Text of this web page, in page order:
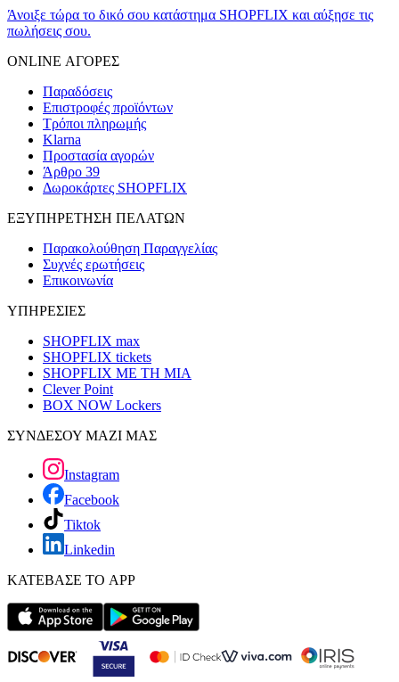
Άνοιξε τώρα το δικό σου κατάστημα SHOPFLIX και αύξησε τις
πωλήσεις σου.
ONLINE ΑΓΟΡΕΣ
Παραδόσεις
Επιστροφές προϊόντων
Τρόποι πληρωμής
Klarna
Προστασία αγορών
Άρθρο 39
Δωροκάρτες SHOPFLIX
ΕΞΥΠΗΡΕΤΗΣΗ ΠΕΛΑΤΩΝ
Παρακολούθηση Παραγγελίας
Συχνές ερωτήσεις
Επικοινωνία
ΥΠΗΡΕΣΙΕΣ
SHOPFLIX max
SHOPFLIX tickets
SHOPFLIX ΜΕ ΤΗ ΜΙΑ
Clever Point
BOX NOW Lockers
ΣΥΝΔΕΣΟΥ ΜΑΖΙ ΜΑΣ
Instagram
Facebook
Tiktok
Linkedin
ΚΑΤΕΒΑΣΕ ΤΟ APP